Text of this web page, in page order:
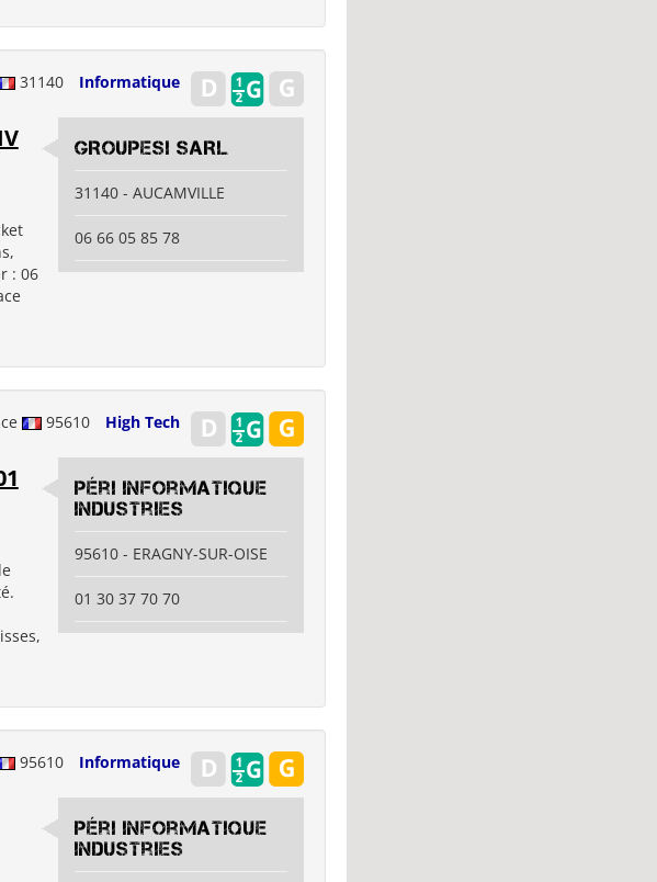
31140 Informatique
: 06
GROUPESI SARL
31140 - AUCAMVILLE
06 66 05 85 78
95610 High Tech
Péri Informatique
Industries
95610 - ERAGNY-SUR-OISE
01 30 37 70 70
95610 Informatique
Péri Informatique
Industries